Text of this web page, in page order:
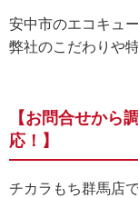
安中市のエコキュ
弊社のこだわりや
【お問合せから
応！】
チカラもち群馬店